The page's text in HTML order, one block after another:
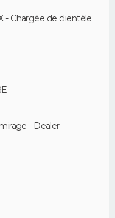
- Chargée de clientèle
- Dealer